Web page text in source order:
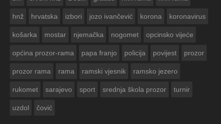
hnž hrvatska izbori jozo ivančević korona koronavirus
košarka mostar njemačka nogomet opcinsko vijeće
općina prozor-rama papa franjo policija povijest prozor
prozor rama rama ramski vjesnik ramsko jezero
rukomet sarajevo sport srednja škola prozor turnir
uzdol čović